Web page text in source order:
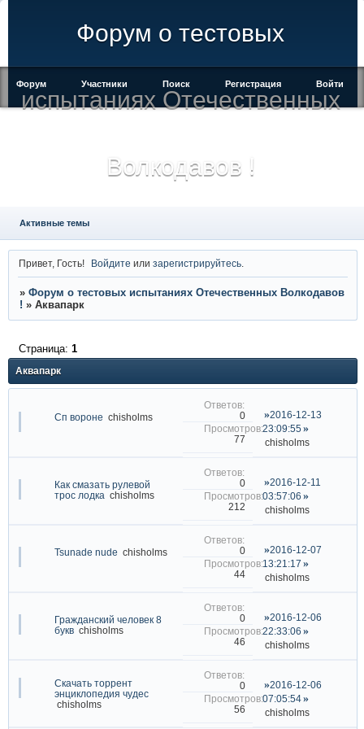
Форум о тестовых
испытаниях Отечественных
Волкодавов !
Форум Участники Поиск Регистрация Войти
Активные темы
Привет, Гость! Войдите илизарегистрируйтесь
» Форум о тестовых испытаниях Отечественных Волкодавов
! » Аквапарк
Аквапарк
Страница: 1
Cп вороне chisholms 0
77
2016-12-13
23:09:55
chisholms
Как смазать рулевой
трос лодка chisholms
0
212
2016-12-11
03:57:06
chisholms
Tsunade nude chisholms 0
44
2016-12-07
13:21:17
chisholms
Гражданский человек 8
букв chisholms
0
46
2016-12-06
22:33:06
chisholms
Скачать торрент
энциклопедия чудес
chisholms
0
56
2016-12-06
07:05:54
chisholms